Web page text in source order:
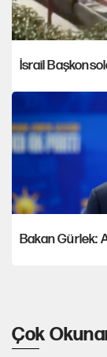
İsrail
Bakan Gürlek:
Çok